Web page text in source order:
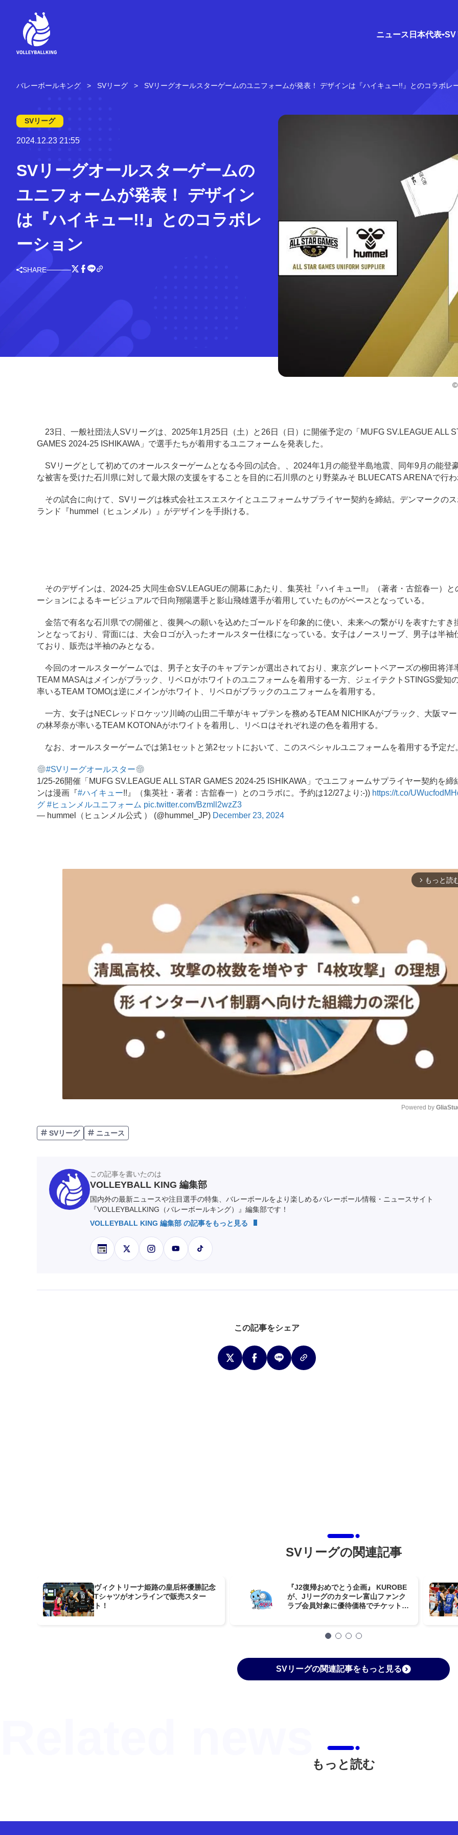
ニュース 日本代表 SV
バレーボールキング SVリーグ SVリーグオールスターゲームのユニフォームが発表！ デザインは『ハイキュー!!』とのコラボレ
SVリーグ
2024.12.23 21:55
SVリーグオールスターゲームの
ユニフォームが発表！ デザイン
は『ハイキュー!!』とのコラボレ
ーション
SHARE
23日、一般社団法人SVリーグは、2025年1月25日（土）と26日（日）に開催予定の「MUFG SV.LEAGUE ALL
GAMES 2024-25 ISHIKAWA」で選手たちが着用するユニフォームを発表した。
SVリーグとして初めてのオールスターゲームとなる今回の試合。、2024年1月の能登半島地震、同年9月の能登
な被害を受けた石川県に対して最大限の支援をすることを目的に石川県のとり野菜みそ BLUECATS ARENAで行
その試合に向けて、SVリーグは株式会社エスエスケイとユニフォームサプライヤー契約を締結。デンマークの
ランド『hummel（ヒュンメル）』がデザインを手掛ける。
そのデザインは、2024-25 大同生命SV.LEAGUEの開幕にあたり、集英社『ハイキュー!!』（著者・古舘春一）と
ーションによるキービジュアルで日向翔陽選手と影山飛雄選手が着用していたものがベースとなっている。
金箔で有名な石川県での開催と、復興への願いを込めたゴールドを印象的に使い、未来への繋がりを表すたすき
ンとなっており、背面には、大会ロゴが入ったオールスター仕様になっている。女子はノースリーブ、男子は半袖
ており、販売は半袖のみとなる。
今回のオールスターゲームでは、男子と女子のキャプテンが選出されており、東京グレートベアーズの柳田将洋
TEAM MASAはメインがブラック、リベロがホワイトのユニフォームを着用する一方、ジェイテクトSTINGS愛知
率いるTEAM TOMOは逆にメインがホワイト、リベロがブラックのユニフォームを着用する。
一方、女子はNECレッドロケッツ川崎の山田二千華がキャプテンを務めるTEAM NICHIKAがブラック、大阪マ
の林琴奈が率いるTEAM KOTONAがホワイトを着用し、リベロはそれぞれ逆の色を着用する。
なお、オールスターゲームでは第1セットと第2セットにおいて、このスペシャルユニフォームを着用する予定だ
#SVリーグオールスター
1/25-26開催「MUFG SV.LEAGUE ALL STAR GAMES 2024-25 ISHIKAWA」でユニフォームサプライヤー契約を締
ンは漫画『#ハイキュー!!』（集英社・著者：古舘春一）とのコラボに。予約は12/27より:-)) https://t.co/
グ #ヒュンメルユニフォーム pic.twitter.com/Bzmll2wzZ3
— hummel（ヒュンメル公式 ） (@hummel_JP) December 23, 2024
arrow_forward_ios もっと読
Powered by
SVリーグ ニュース
この記事を書いたのは
VOLLEYBALL KING 編集部
国内外の最新ニュースや注目選手の特集、バレーボールをより楽しめるバレーボール情報・ニュースサイト
『VOLLEYBALLKING（バレーボールキング）』編集部です！
VOLLEYBALL KING 編集部 の記事をもっと見る
この記事をシェア
SVリーグの関連記事
ヴィクトリーナ姫路の皇后杯優勝記念
Tシャツがオンラインで販売スター
ト！
『J2復帰おめでとう企画』 KUROBE
が、Jリーグのカターレ富山ファンク
ラブ会員対象に優待価格でチケット販
SVリーグの関連記事をもっと見る
もっと読む